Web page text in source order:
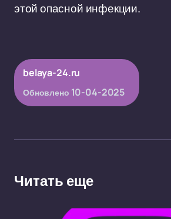
этой опасной инфекции.
belaya-24.ru
Обновлено 10-04-2025
Читать еще